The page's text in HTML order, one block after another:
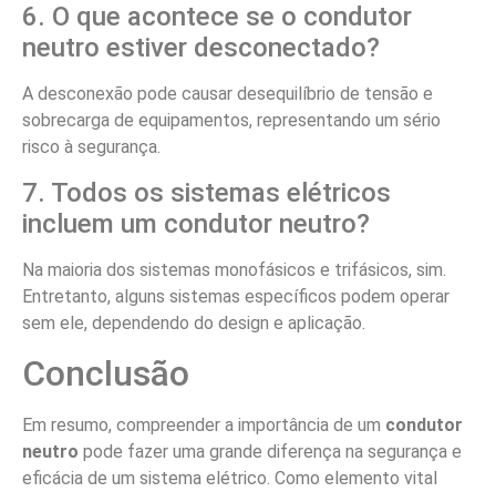
6. O que acontece se o condutor
neutro estiver desconectado?
A desconexão pode causar desequilíbrio de tensão e
sobrecarga de equipamentos, representando um sério
risco à segurança.
7. Todos os sistemas elétricos
incluem um condutor neutro?
Na maioria dos sistemas monofásicos e trifásicos, sim.
Entretanto, alguns sistemas específicos podem operar
sem ele, dependendo do design e aplicação.
Conclusão
Em resumo, compreender a importância de um condutor
neutro pode fazer uma grande diferença na segurança e
eficácia de um sistema elétrico. Como elemento vital